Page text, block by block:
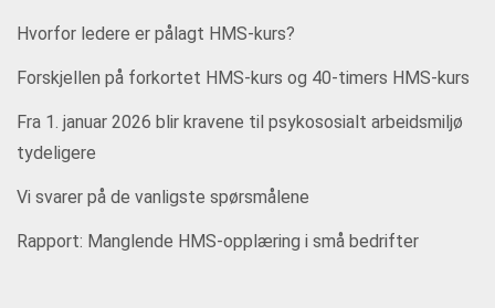
Hvorfor ledere er pålagt HMS-kurs?
Forskjellen på forkortet HMS-kurs og 40-timers HMS-kurs
Fra 1. januar 2026 blir kravene til psykososialt arbeidsmiljø
tydeligere
Vi svarer på de vanligste spørsmålene
Rapport: Manglende HMS-opplæring i små bedrifter